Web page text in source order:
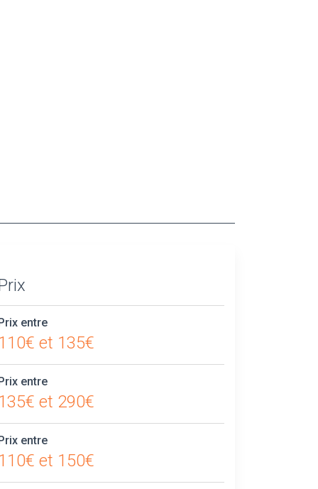
entre
110€ et 135€
entre
135€ et 290€
entre
110€ et 150€